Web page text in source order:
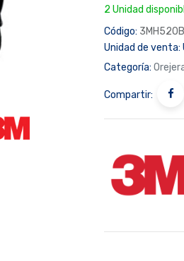
2 Unidad
Código: 3MH520B
Unidad de venta:
Categoría:
Compartir: